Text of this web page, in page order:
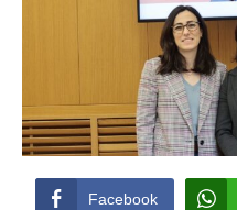
Facebook